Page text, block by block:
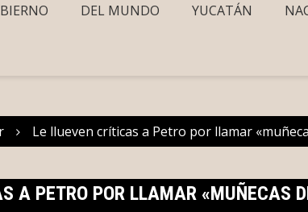
DEL MUNDO YUCATÁN
Le llueven críticas a Petro por llamar
A PETRO POR LLAMAR «MUÑECAS